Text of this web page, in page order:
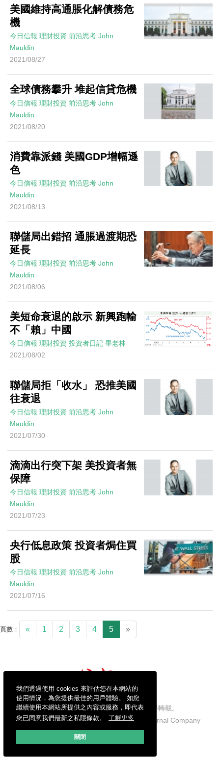
我們透過使用 cookies 來評估您在本網站的
使用情況，為您提供最佳的用戶體驗。 如您
繼續使用本網站所提供之內容或服務，即代表
您已同意我們最新之私隱條款。
了解更多
關閉
美國維持高通脹化解債務危
機
今日信報 理財投資 前沿思考 John
Mauldin
2021/08/27
全球債務攀升 堆起信貸危機
今日信報 理財投資 前沿思考 John
Mauldin
2021/08/20
消費靠派錢 美國GDP增幅遜
色
今日信報 理財投資 前沿思考 John
Mauldin
2021/08/13
聯儲局出錯招 通脹過渡期恐
延長
今日信報 理財投資 前沿思考 John
Mauldin
2021/08/06
美短命衰退的啟示 新興跑輸
不「賴」中國
今日信報 理財投資 投資者日記 畢老林
2021/08/02
聯儲局拒「收水」 恐推美國
往衰退
今日信報 理財投資 前沿思考 John
Mauldin
2021/07/30
滴滴出行突下架 美投資者無
保障
今日信報 理財投資 前沿思考 John
Mauldin
2021/07/23
央行低息政策 投資者焗住買
股
今日信報 理財投資 前沿思考 John
Mauldin
2021/07/16
頁數： « 1 2 3 4 5 »
信報財經新聞有限公司版權所有，不得轉載。
Copyright © 2026 Hong Kong Economic Journal Company
Limited. All rights reserved.